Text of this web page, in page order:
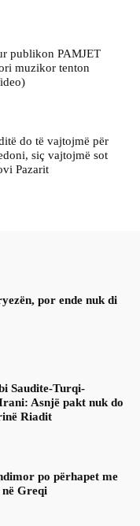
publikon PAMJET
muzikor tenton
do të vajtojmë për
siç vajtojmë sot
Pazarit
por ende nuk di
Saudite-Turqi-
Asnjë pakt nuk do
Riadit
po përhapet me
në Greqi